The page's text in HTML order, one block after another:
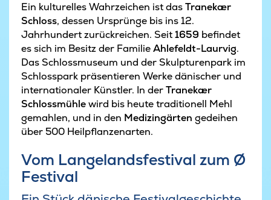
Ein kulturelles Wahrzeichen ist dasTranekær
Schloss, dessen Ursprünge bis ins 12.
Jahrhundert zurückreichen. Seit1659 befindet
es sich im Besitz der FamilieAhlefeldt-Laurvig.
Das Schlossmuseum und der Skulpturenpark im
Schlosspark präsentieren Werke dänischer und
internationaler Künstler. In derTranekær
Schlossmühlewird bis heute traditionell Mehl
gemahlen, und in den Medizingärten gedeihen
über 500 Heilpflanzenarten.
Vom Langelandsfestival zum Ø
Festival